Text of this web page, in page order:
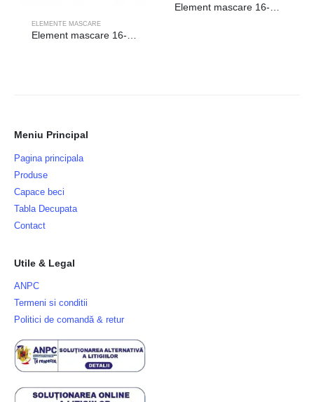
ELEMENTE MASCARE
Element mascare 16-005
Meniu Principal
Pagina principala
Produse
Capace beci
Tabla Decupata
Contact
Utile & Legal
ANPC
Termeni si conditii
Politici de comandă & retur